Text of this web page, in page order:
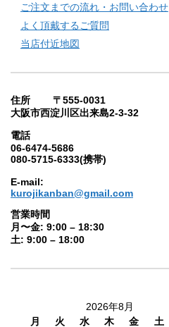
ご注文までの流れ・お問い合わせ
よく頂戴するご質問
当店付近地図
住所 〒555-0031
大阪市西淀川区出来島2-3-32
電話
06-6474-5686
080-5715-6333(携帯)
E-mail:
kurojikanban@gmail.com
営業時間
月〜金: 9:00 – 18:30
土: 9:00 – 18:00
2026年8月
月
火 水 木 金 土